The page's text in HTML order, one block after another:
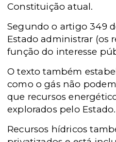
Constituição atual.
Segundo o artigo 349
Estado administrar (os
função do interesse
O texto também
como o gás não
que recursos
explorados pelo Estado.
Recursos hídricos